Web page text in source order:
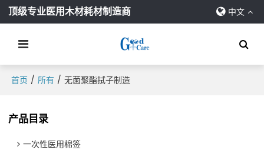
顶级专业医用木材耗材制造商 中文
首页 / 所有 / 无菌聚酯拭子制造
产品目录
一次性医用棉签